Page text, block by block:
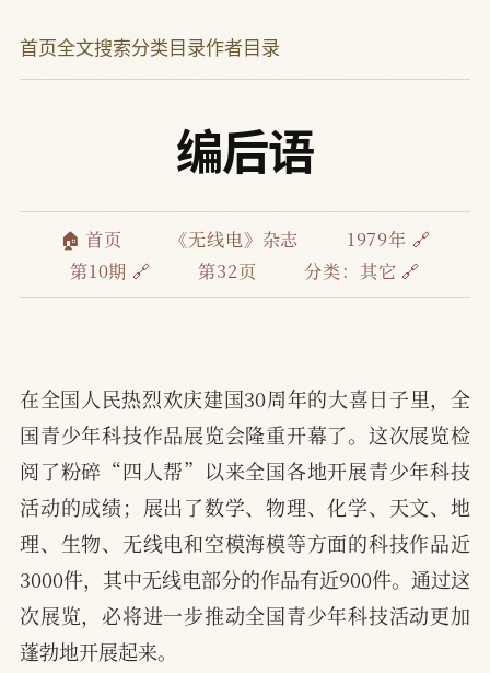
首页全文搜索分类目录作者目录
编后语
🏠 首页 《无线电》杂志
1979年 🔗
第10期 🔗
第32页 分类： 其它 🔗
在全国人民热烈欢庆建国30周年的大喜日子里，全
国青少年科技作品展览会隆重开幕了。这次展览检
阅了粉碎“四人帮”以来全国各地开展青少年科技
活动的成绩；展出了数学、物理、化学、天文、地
理、生物、无线电和空模海模等方面的科技作品近
3000件，其中无线电部分的作品有近900件。通过这
次展览，必将进一步推动全国青少年科技活动更加
蓬勃地开展起来。